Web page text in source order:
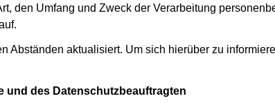
den Umfang und Zweck der Verarbeitung
Abständen aktualisiert. Um sich hierüber zu
und des Datenschutzbeauftragten